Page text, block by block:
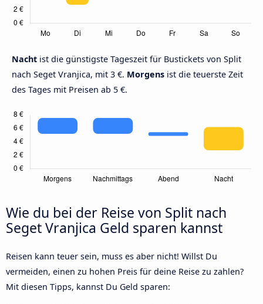
Nacht ist die günstigste Tageszeit für Bustickets von Split
nach Seget Vranjica, mit 3 €. Morgens ist die teuerste Zeit
des Tages mit Preisen ab 5 €.
Wie du bei der Reise von Split nach
Seget Vranjica Geld sparen kannst
Reisen kann teuer sein, muss es aber nicht! Willst Du
vermeiden, einen zu hohen Preis für deine Reise zu zahlen?
Mit diesen Tipps, kannst Du Geld sparen: